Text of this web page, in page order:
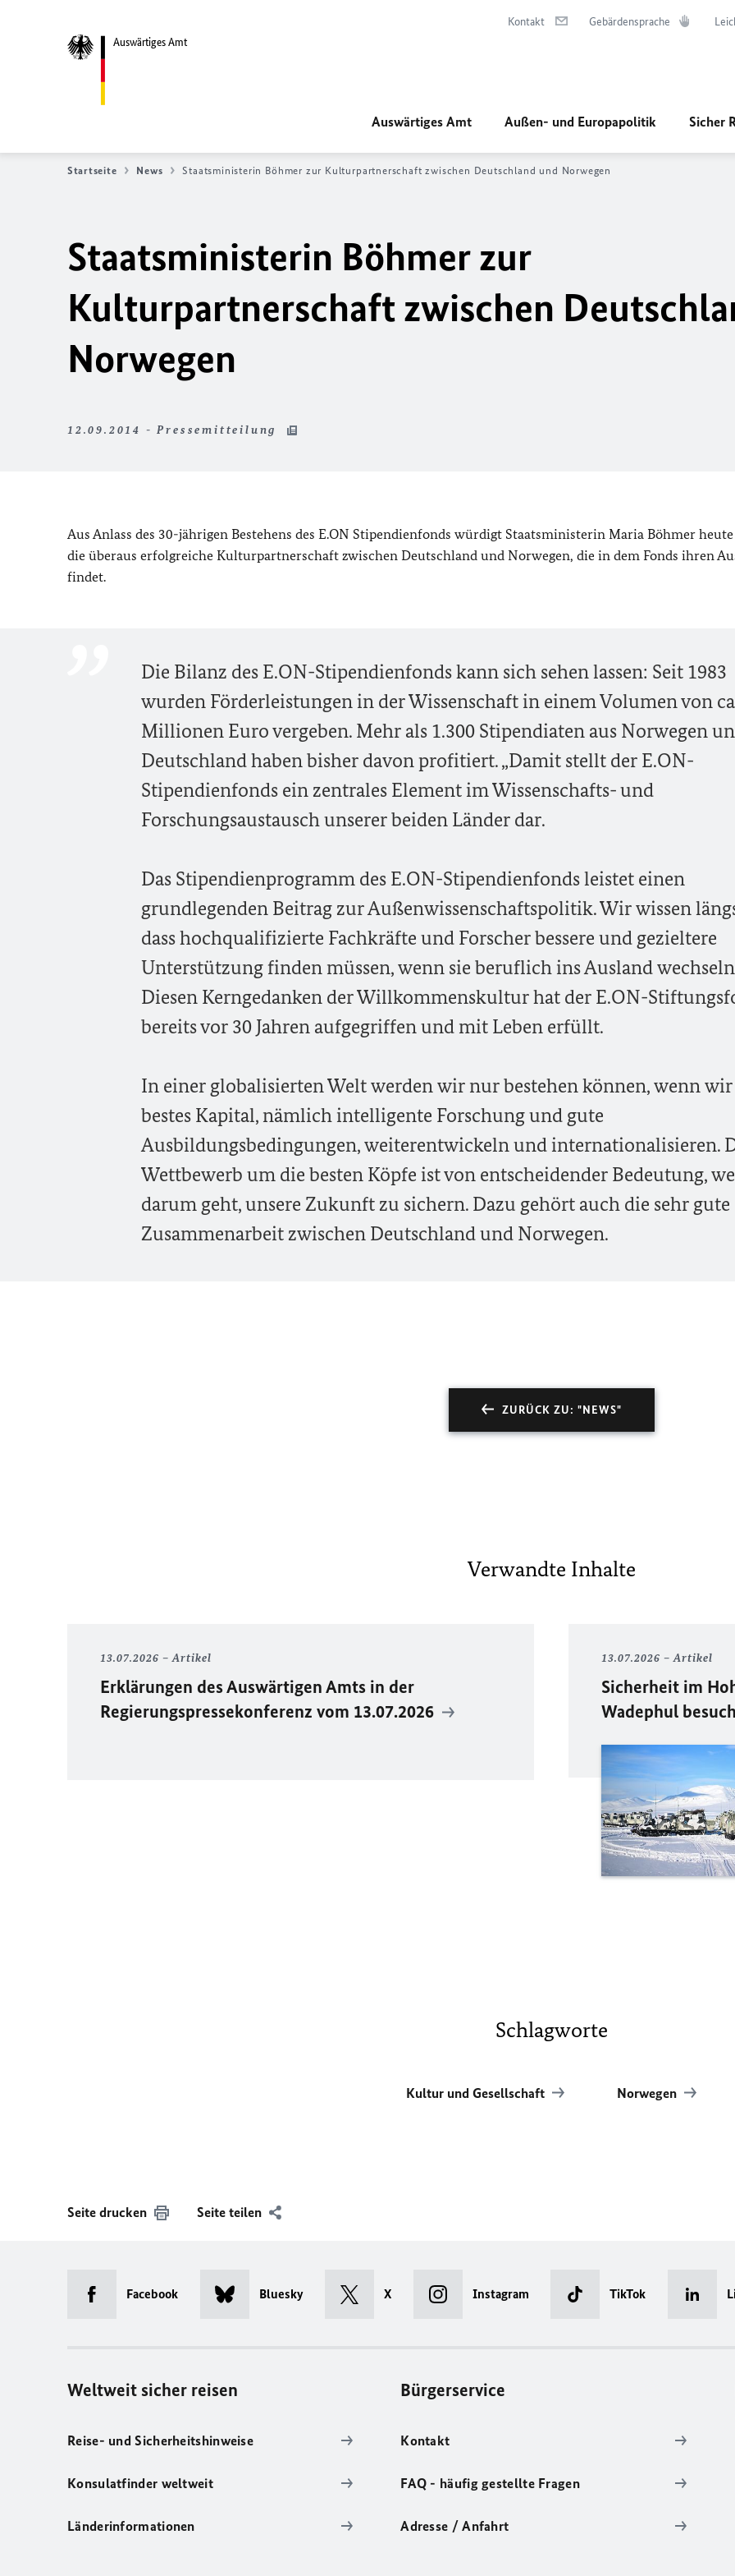
Auswärtiges Amt
Kontakt Gebärdensprache
Auswärtiges Amt Außen- und Europapolitik Sicher
Startseite News Staatsministerin Böhmer zur Kulturpartnerschaft zwischen Deutschland und Norwegen
Staatsministerin Böhmer zur
Kulturpartnerschaft zwischen
Norwegen
12.09.2014 - Pressemitteilung
Aus Anlass des 30-jährigen Bestehens des E.ON Stipendienfonds würdigt Staatsministerin Maria Böhmer heute
die überaus erfolgreiche Kulturpartnerschaft zwischen Deutschland und Norwegen, die in dem Fonds ihren
findet.
Die Bilanz des E.ON-Stipendienfonds kann sich sehen lassen: Seit 1983
wurden Förderleistungen in der Wissenschaft in einem Volumen von
Millionen Euro vergeben. Mehr als 1.300 Stipendiaten aus Norwegen
Deutschland haben bisher davon profitiert. „Damit stellt der E.ON-
Stipendienfonds ein zentrales Element im Wissenschafts- und
Forschungsaustausch unserer beiden Länder dar.
Das Stipendienprogramm des E.ON-Stipendienfonds leistet einen
grundlegenden Beitrag zur Außenwissenschaftspolitik. Wir wissen
dass hochqualifizierte Fachkräfte und Forscher bessere und gezieltere
Unterstützung finden müssen, wenn sie beruflich ins Ausland
Diesen Kerngedanken der Willkommenskultur hat der E.ON-
bereits vor 30 Jahren aufgegriffen und mit Leben erfüllt.
In einer globalisierten Welt werden wir nur bestehen können, wenn
bestes Kapital, nämlich intelligente Forschung und gute
Ausbildungsbedingungen, weiterentwickeln und internationalisieren.
Wettbewerb um die besten Köpfe ist von entscheidender Bedeutung,
darum geht, unsere Zukunft zu sichern. Dazu gehört auch die sehr gute
Zusammenarbeit zwischen Deutschland und Norwegen.
ZURÜCK ZU: "NEWS"
Verwandte Inhalte
13.07.2026 Artikel
Erklärungen des Auswärtigen Amts in der
Regierungspressekonferenz vom 13.07.2026
13.07.2026 Artikel
Sicherheit im
Wadephul
Schlagworte
Kultur und Gesellschaft Norwegen
Seite drucken Seite teilen
Facebook Bluesky X Instagram TikTok
Weltweit sicher reisen
Reise- und Sicherheitshinweise
Konsulatfinder weltweit
Länderinformationen
Bürgerservice
Kontakt
FAQ - häufig gestellte Fragen
Adresse / Anfahrt